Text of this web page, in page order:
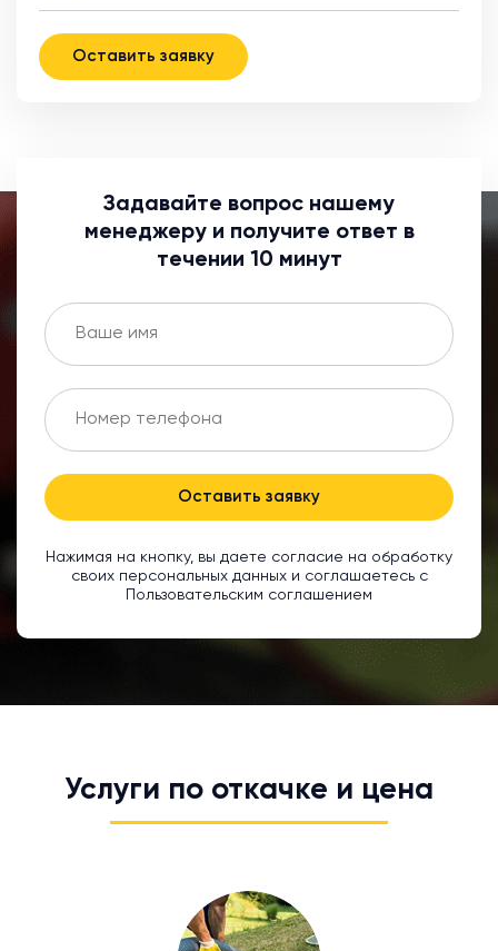
Оставить заявку
Задавайте вопрос нашему
менеджеру и получите ответ в
течении 10 минут
Оставить заявку
Нажимая на кнопку, вы даете согласие на обработку
своих персональных данных и соглашаетесь с
Пользовательским соглашением
Услуги по откачке и цена